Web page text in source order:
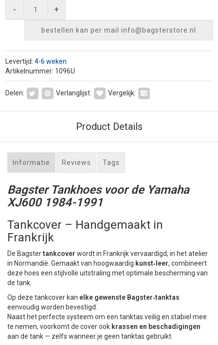
- +
bestellen kan per mail info@bagsterstore.nl
Levertijd: 4-6 weken
Artikelnummer: 1096U
Delen: Verlanglijst: Vergelijk:
Product Details
Informatie Reviews Tags
Bagster Tankhoes voor de Yamaha
XJ600 1984-1991
Tankcover – Handgemaakt in
Frankrijk
De Bagstertankcover wordt in Frankrijk vervaardigd, in het atelier
in Normandië. Gemaakt van hoogwaardig kunst‑leer, combineert
deze hoes een stijlvolle uitstraling met optimale bescherming van
de tank.
Op deze tankcover kan elke gewenste Bagster‑tanktas
eenvoudig worden bevestigd.
Naast het perfecte systeem om een tanktas veilig en stabiel mee
te nemen, voorkomt de cover ook krassen en beschadigingen
aan de tank — zelfs wanneer je geen tanktas gebruikt.